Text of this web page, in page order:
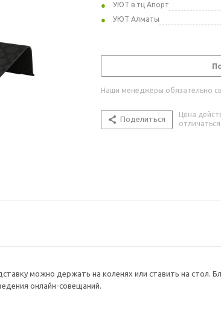
УЮТ в тц Апорт
УЮТ Алматы
Наши менеджеры обязательно
Поделиться
Цена
можно держать на коленях или ставить на стол.
онлайн-совещаний.